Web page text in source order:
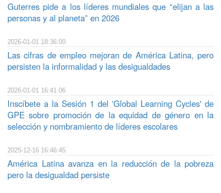
Guterres pide a los líderes mundiales que “elijan a las
personas y al planeta” en 2026
2026-01-01 18:36:00
Las cifras de empleo mejoran de América Latina, pero
persisten la informalidad y las desigualdades
2026-01-01 16:41:06
Inscíbete a la Sesión 1 del 'Global Learning Cycles' de
GPE sobre promoción de la equidad de género en la
selección y nombramiento de líderes escolares
2025-12-16 16:46:45
América Latina avanza en la reducción de la pobreza
pero la desigualdad persiste